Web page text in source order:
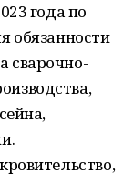
года по
обязанности
сварочно-